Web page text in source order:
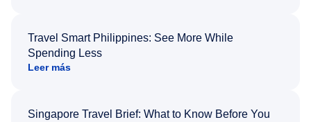
Travel Smart Philippines: See More While
Spending Less
Leer más
Singapore Travel Brief: What to Know Before You